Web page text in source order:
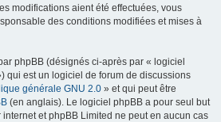
modifications aient été effectuées, vous
des conditions modifiées et mises à
phpBB (désignés ci-après par « logiciel
qui est un logiciel de forum de discussions
générale GNU 2.0 » et qui peut être
(en anglais). Le logiciel phpBB a pour seul but
et phpBB Limited ne peut en aucun cas